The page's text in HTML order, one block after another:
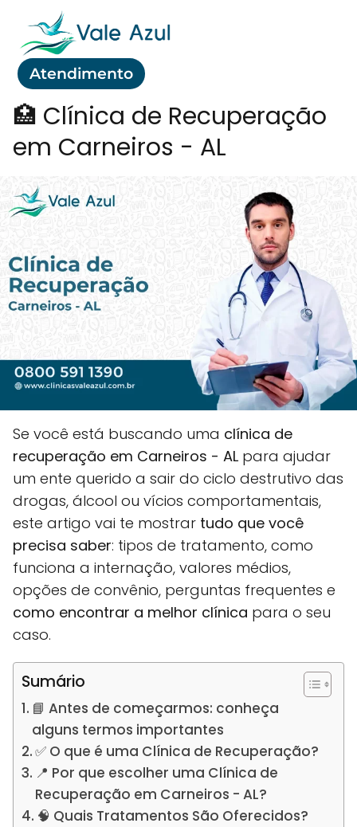
Atendimento
🏥 Clínica de Recuperação
em Carneiros - AL
Se você está buscando uma clínica de
recuperação em Carneiros - AL para ajudar
um ente querido a sair do ciclo destrutivo das
drogas, álcool ou vícios comportamentais,
este artigo vai te mostrar tudo que você
precisa saber: tipos de tratamento, como
funciona a internação, valores médios,
opções de convênio, perguntas frequentes e
como encontrar a melhor clínica para o seu
caso.
Sumário
📘 Antes de começarmos: conheça
alguns termos importantes
✅ O que é uma Clínica de Recuperação?
📍 Por que escolher uma Clínica de
Recuperação em Carneiros - AL?
🧠 Quais Tratamentos São Oferecidos?